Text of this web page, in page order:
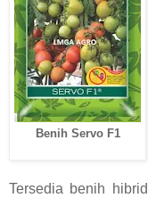
Benih Servo F1
Tersedia benih